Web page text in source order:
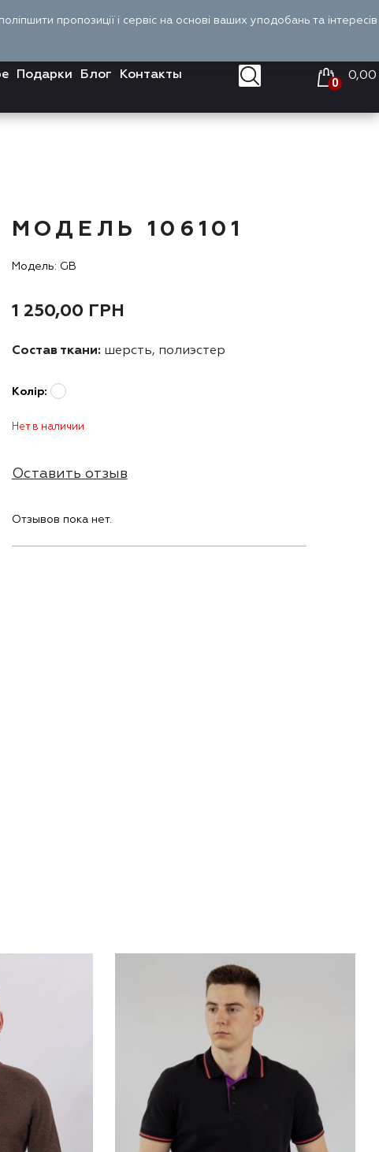
RU
Войти
Оплата и доставка
Подарки Блог Контакты
0
0,00
МОДЕЛЬ 106101
Модель: GB
1 250,00 ГРН
Состав ткани: шерсть, полиэстер
Колір:
Нет в наличии
Оставить отзыв
Отзывов пока нет.
пропозиції і сервіс на основі ваших уподобань та інтересів